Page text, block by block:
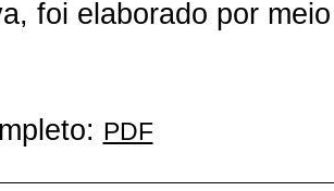
foi elaborado por
PDF